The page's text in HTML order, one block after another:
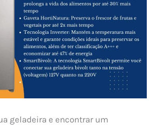
geladeira e encontrar um